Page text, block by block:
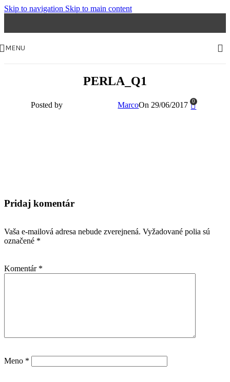
Skip to navigation Skip to main content
MENU
PERLA_Q1
Posted by MarcoOn 29/06/2017 0
Pridaj komentár
Vaša e-mailová adresa nebude zverejnená. Vyžadované polia sú
označené *
Komentár *
Meno *